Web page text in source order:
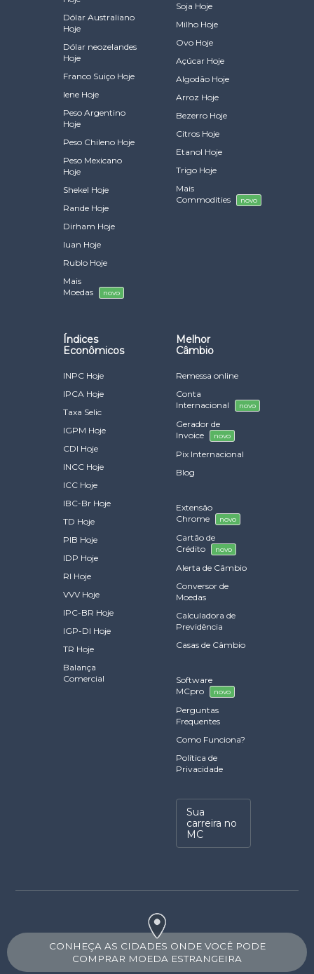
Dólar Australiano
Hoje
Dólar neozelandes
Hoje
Franco Suiço Hoje
Iene Hoje
Peso Argentino
Hoje
Peso Chileno Hoje
Peso Mexicano
Hoje
Shekel Hoje
Rande Hoje
Dirham Hoje
Iuan Hoje
Rublo Hoje
Mais
Moedas
novo
Soja Hoje
Milho Hoje
Ovo Hoje
Açúcar Hoje
Algodão Hoje
Arroz Hoje
Bezerro Hoje
Citros Hoje
Etanol Hoje
Trigo Hoje
Mais
Commodities
novo
Índices
Econômicos
INPC Hoje
IPCA Hoje
Taxa Selic
IGPM Hoje
CDI Hoje
INCC Hoje
ICC Hoje
IBC-Br Hoje
TD Hoje
PIB Hoje
IDP Hoje
RI Hoje
VVV Hoje
IPC-BR Hoje
IGP-DI Hoje
TR Hoje
Balança
Comercial
Melhor
Câmbio
Remessa online
Conta
Internacional
novo
Gerador de
Invoice
novo
Pix Internacional
Blog
Extensão
Chrome
novo
Cartão de
Crédito
novo
Alerta de Câmbio
Conversor de
Moedas
Calculadora de
Previdência
Casas de Câmbio
Software
MCpro
novo
Perguntas
Frequentes
Como Funciona?
Política de
Privacidade
Sua
carreira no
MC
CONHEÇA AS CIDADES ONDE VOCÊ PODE
COMPRAR MOEDA ESTRANGEIRA